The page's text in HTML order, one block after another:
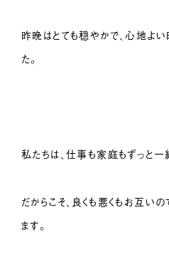
昨晩はとても穏やかで、心地よ
た。
私たちは、仕事も家庭もずっと一
だからこそ、良くも悪くもお互い
ます。